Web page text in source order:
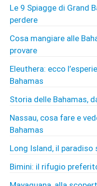
Le 9 Spiagge di Grand
perdere
Cosa mangiare alle
provare
Eleuthera: ecco
Bahamas
Storia delle Bahamas,
Nassau, cosa fare e
Bahamas
Long Island, il paradiso
Bimini: il rifugio